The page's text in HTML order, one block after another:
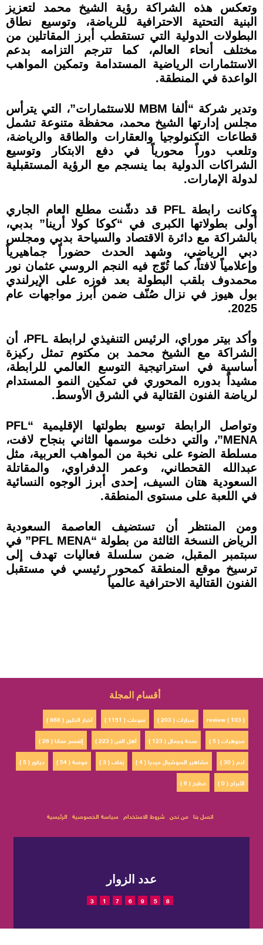
وتعكس هذه الشراكة رؤية الشيخ محمد لتعزيز
البنية التحتية الاحترافية للرياضة، وتوسيع نطاق
البطولات الدولية التي تستقطب أبرز المقاتلين من
مختلف أنحاء العالم، كما تترجم التزامه بدعم
الاستثمارات الرياضية المستدامة وتمكين المواهب
الواعدة في المنطقة.
وتدير شركة “ألفا MBM للاستثمارات”، التي يترأس
مجلس إدارتها الشيخ محمد، محفظة متنوعة تشمل
قطاعات التكنولوجيا والعقارات والطاقة والرياضة،
وتلعب دوراً محورياً في دفع الابتكار وتوسيع
الشراكات الدولية بما ينسجم مع الرؤية المستقبلية
لدولة الإمارات.
وكانت رابطة PFL قد دشّنت مطلع العام الجاري
أولى بطولاتها الكبرى في “كوكا كولا أرينا” بدبي،
بالشراكة مع دائرة الاقتصاد والسياحة بدبي ومجلس
دبي الرياضي، وشهد الحدث حضوراً جماهيرياً
وإعلامياً لافتاً، كما تُوّج فيه النجم الروسي عثمان نور
محمدوف بلقب البطولة بعد فوزه على الإيرلندي
بول هيوز في نزال صُنّف ضمن أبرز مواجهات عام
2025.
وأكد بيتر موراي، الرئيس التنفيذي لرابطة PFL، أن
الشراكة مع الشيخ محمد بن مكتوم تمثل ركيزة
أساسية في استراتيجية التوسع العالمي للرابطة،
مشيداً بدوره المحوري في تمكين النمو المستدام
لرياضة الفنون القتالية في الشرق الأوسط.
وتواصل الرابطة توسيع بطولتها الإقليمية “PFL
MENA”، والتي دخلت موسمها الثاني بنجاح لافت،
مسلطة الضوء على نخبة من المواهب العربية، مثل
عبدالله القحطاني، وعمر الدفراوي، والمقاتلة
السعودية هتان السيف، إحدى أبرز الوجوه النسائية
في اللعبة على مستوى المنطقة.
ومن المنتظر أن تستضيف العاصمة السعودية
الرياض النسخة الثالثة من بطولة “PFL MENA” في
سبتمبر المقبل، ضمن سلسلة فعاليات تهدف إلى
ترسيخ موقع المنطقة كمحور رئيسي في مستقبل
الفنون القتالية الاحترافية عالمياً
أقسام المجلة
أخبار الخليج ( 868 ) منوعات ( 1151 ) سيارات ( 203 )
review ( 103 )
إتفسح معانا ( 26 )
أهل الفن ( 223 ) صحة وجمال ( 123 )
مجوهرات ( 5 )
ديكور ( 5 )
موضة ( 54 ) زفاف ( 3 ) مشاهير السوشيال ميديا ( 4 )
ادم ( 30 )
مطبخ ( 6 )
الأبراج ( 0 )
الرئيسية سياسة الخصوصية شروط الاستخدام من نحن اتصل بنا
عدد الزوار
3 1 7 6 9 5 8